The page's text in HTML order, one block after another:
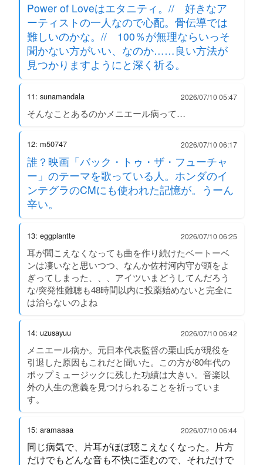
Power of Loveはエタニティ。// 好きなア
ーティストの一人なので心配。骨伝導では
難しいのかな。// 100％が無理ならいっそ
聞かない方がいい、なのか……良い方法が
見つかりますようにと深く祈る。
11: sunamandala 2026/07/10 05:47
そんなことあるのかメニエール病って…
12: m50747 2026/07/10 06:17
誰？映画「バック・トゥ・ザ・フューチャ
ー」のテーマを歌っている人。ホンダのイ
ンテグラのCMにも使われた記憶が。うーん
辛い。
13: eggplantte 2026/07/10 06:25
耳が聞こえなくなっても曲を作り続けたベートーベ
ンは凄いなと思いつつ、なんか佐村河内守が頭をよ
ぎってしまった、、、アイツいまどうしてんだろう
な/突発性難聴も48時間以内に投薬始めないと完全に
は治らないのよね
14: uzusayuu 2026/07/10 06:42
メニエール病か。元日本代表監督の栗山氏が現役を
引退した原因もこれだと聞いた。この方が80年代の
ポップミュージックに残した功績は大きい。音楽以
外の人生の意義を見つけられることを祈っていま
す。
15: aramaaaa 2026/07/10 06:44
同じ病気で、片耳がほぼ聴こえなくなった。片方
だけでもどんな音も不快に歪むので、それだけで